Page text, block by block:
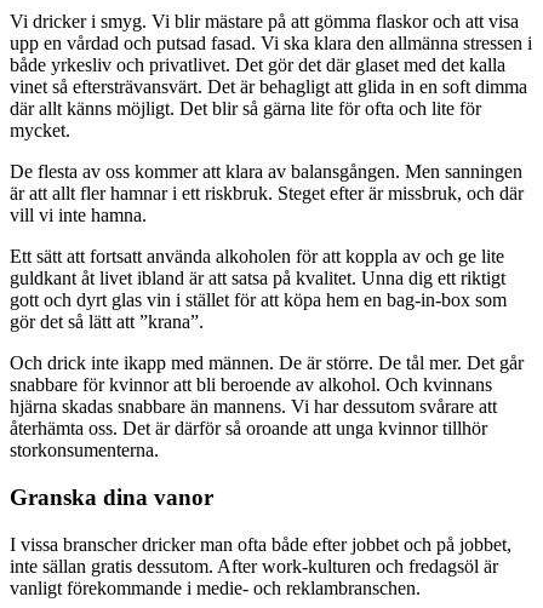
Vi dricker i smyg. Vi blir mästare på att gömma flaskor och att visa
upp en vårdad och putsad fasad. Vi ska klara den allmänna stressen i
både yrkesliv och privatlivet. Det gör det där glaset med det kalla
vinet så eftersträvansvärt. Det är behagligt att glida in en soft dimma
där allt känns möjligt. Det blir så gärna lite för ofta och lite för
mycket.
De flesta av oss kommer att klara av balansgången. Men sanningen
är att allt fler hamnar i ett riskbruk. Steget efter är missbruk, och där
vill vi inte hamna.
Ett sätt att fortsatt använda alkoholen för att koppla av och ge lite
guldkant åt livet ibland är att satsa på kvalitet. Unna dig ett riktigt
gott och dyrt glas vin i stället för att köpa hem en bag-in-box som
gör det så lätt att ”krana”.
Och drick inte ikapp med männen. De är större. De tål mer. Det går
snabbare för kvinnor att bli beroende av alkohol. Och kvinnans
hjärna skadas snabbare än mannens. Vi har dessutom svårare att
återhämta oss. Det är därför så oroande att unga kvinnor tillhör
storkonsumenterna.
Granska dina vanor
I vissa branscher dricker man ofta både efter jobbet och på jobbet,
inte sällan gratis dessutom. After work-kulturen och fredagsöl är
vanligt förekommande i medie- och reklambranschen.